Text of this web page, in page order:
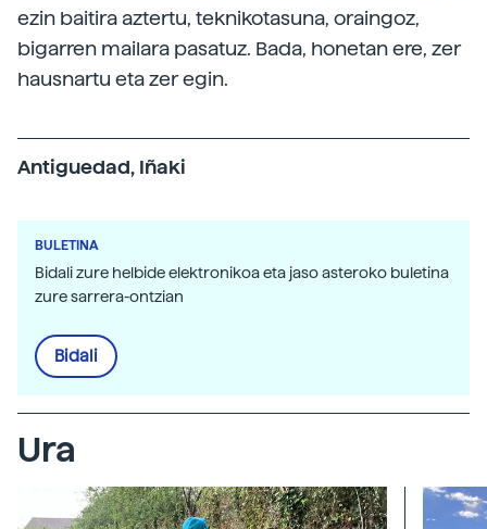
ezin baitira aztertu, teknikotasuna, oraingoz,
bigarren mailara pasatuz. Bada, honetan ere, zer
hausnartu eta zer egin.
Antiguedad, Iñaki
BULETINA
Bidali zure helbide elektronikoa eta jaso asteroko buletina
zure sarrera-ontzian
Bidali
Ura